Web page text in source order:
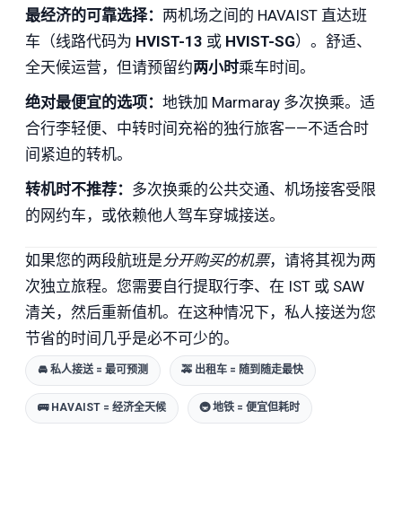
最经济的可靠选择： 两机场之间的 HAVAIST 直达班
车（线路代码为 HVIST-13 或 HVIST-SG）。舒适、
全天候运营，但请预留约两小时乘车时间。
绝对最便宜的选项：地铁加 Marmaray 多次换乘。适
合行李轻便、中转时间充裕的独行旅客——不适合时
间紧迫的转机。
转机时不推荐： 多次换乘的公共交通、机场接客受限
的网约车，或依赖他人驾车穿城接送。
如果您的两段航班是分开购买的机票，请将其视为两
次独立旅程。您需要自行提取行李、在 IST 或 SAW
清关，然后重新值机。在这种情况下，私人接送为您
节省的时间几乎是必不可少的。
🚘 私人接送 = 最可预测 🚕 出租车 = 随到随走最快
🚌 HAVAIST = 经济全天候 🚇 地铁 = 便宜但耗时